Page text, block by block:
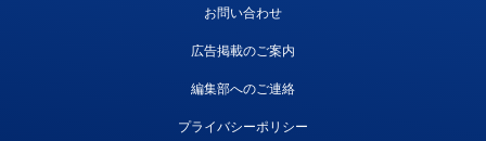
お問い合わせ
広告掲載のご案内
編集部へのご連絡
プライバシーポリシー